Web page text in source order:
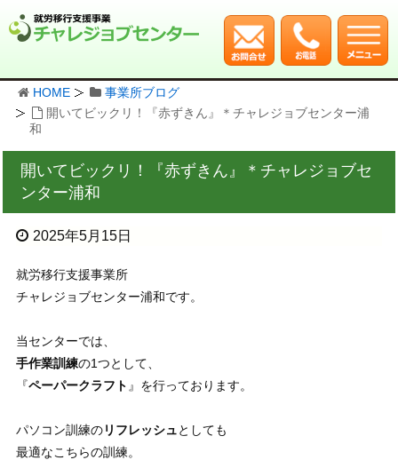
HOME
事業所ブログ
開いてビックリ！『赤ずきん』＊チャレジョブセンター浦
和
開いてビックリ！『赤ずきん』＊チャレジョブセ
ンター浦和
2025年5月15日
就労移行支援事業所
チャレジョブセンター浦和です。
当センターでは、
手作業訓練の1つとして、
『ペーパークラフト 』を行っております。
パソコン訓練のリフレッシュとしても
最適なこちらの訓練。